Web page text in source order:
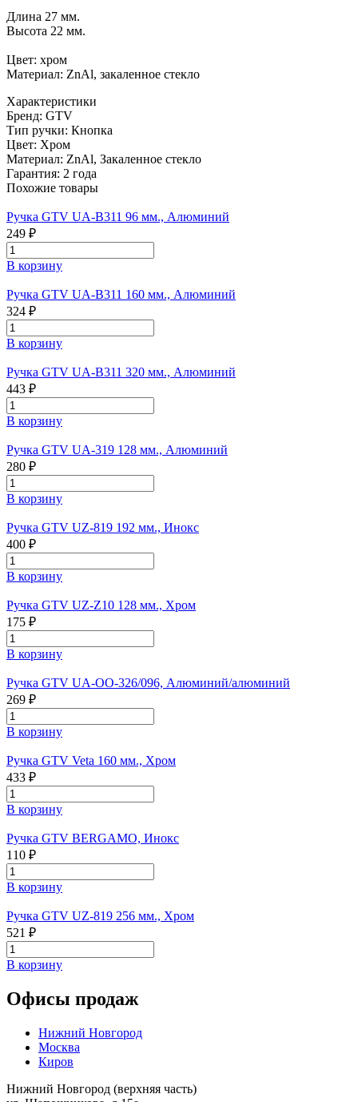
Длина 27 мм.
Высота 22 мм.
Цвет: хром
Материал: ZnAl, закаленное стекло
Характеристики
Бренд: GTV
Тип ручки: Кнопка
Цвет: Хром
Материал: ZnAl, Закаленное стекло
Гарантия: 2 года
Похожие товары
Ручка GTV UA-B311 96 мм., Алюминий
249 ₽
В корзину
Ручка GTV UA-B311 160 мм., Алюминий
324 ₽
В корзину
Ручка GTV UA-B311 320 мм., Алюминий
443 ₽
В корзину
Ручка GTV UA-319 128 мм., Алюминий
280 ₽
В корзину
Ручка GTV UZ-819 192 мм., Инокс
400 ₽
В корзину
Ручка GTV UZ-Z10 128 мм., Хром
175 ₽
В корзину
Ручка GTV UA-ОО-326/096, Алюминий/алюминий
269 ₽
В корзину
Ручка GTV Veta 160 мм., Хром
433 ₽
В корзину
Ручка GTV BERGAMO, Инокс
110 ₽
В корзину
Ручка GTV UZ-819 256 мм., Хром
521 ₽
В корзину
Офисы продаж
Нижний Новгород
Москва
Киров
Нижний Новгород (верхняя часть)